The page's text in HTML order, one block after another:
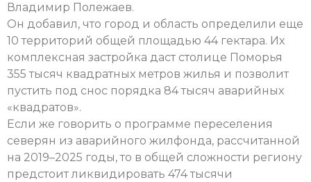
Владимир Полежаев.
Он добавил, что город и область определили еще
10 территорий общей площадью 44 гектара. Их
комплексная застройка даст столице Поморья
355 тысяч квадратных метров жилья и позволит
пустить под снос порядка 84 тысяч аварийных
«квадратов».
Если же говорить о программе переселения
северян из аварийного жилфонда, рассчитанной
на 2019–2025 годы, то в общей сложности региону
предстоит ликвидировать 474 тысячи